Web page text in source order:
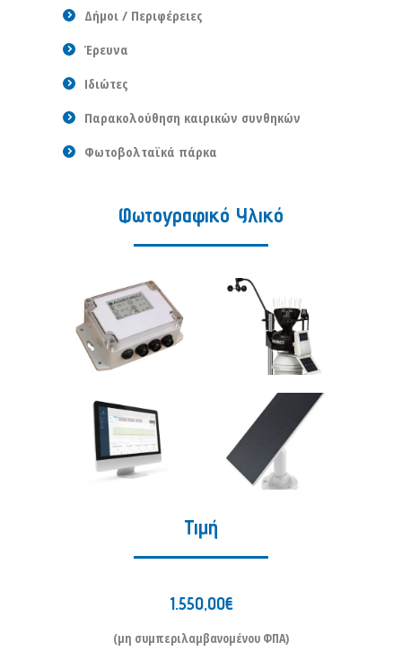
Δήμοι / Περιφέρειες
Έρευνα
Ιδιώτες
Παρακολούθηση καιρικών συνθηκών
Φωτοβολταϊκά πάρκα
Φωτογραφικό Υλικό
Τιμή
1.550,00€
(μη συμπεριλαμβανομένου ΦΠΑ)